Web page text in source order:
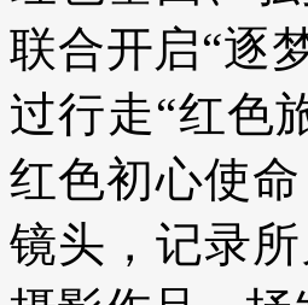
联合开启“逐
过行走“红色
红色初心使
镜头，记录